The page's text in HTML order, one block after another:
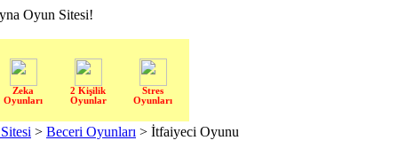
Oyun Sitesi!
Zeka
Oyunları
2 Kişilik
Oyunlar
Stres
Oyunları
> Beceri Oyunları > İtfaiyeci Oyunu